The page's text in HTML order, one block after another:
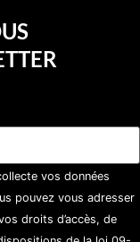
vos données
pouvez vous adresser
droits d’accès, de